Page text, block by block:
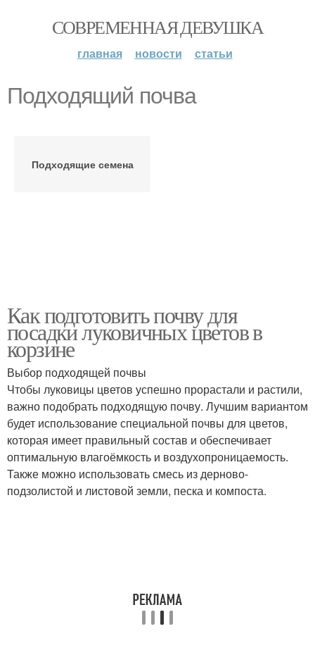
СОВРЕМЕННАЯ ДЕВУШКА
главная новости статьи
Подходящий почва
Подходящие семена
Как подготовить почву для
посадки луковичных цветов в
корзине
Выбор подходящей почвы
Чтобы луковицы цветов успешно прорастали и растили,
важно подобрать подходящую почву. Лучшим вариантом
будет использование специальной почвы для цветов,
которая имеет правильный состав и обеспечивает
оптимальную влагоёмкость и воздухопроницаемость.
Также можно использовать смесь из дерново-
подзолистой и листовой земли, песка и компоста.